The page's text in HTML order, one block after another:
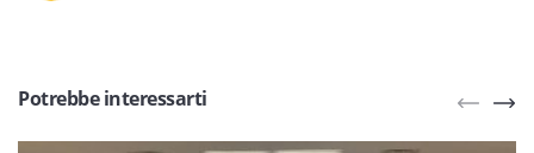
Potrebbe interessarti